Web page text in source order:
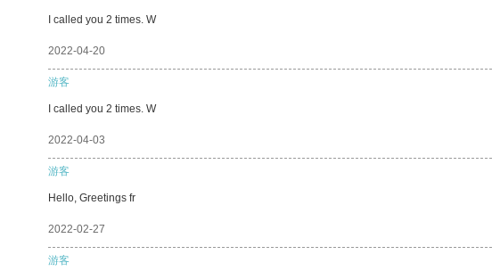
I called you 2 times. W
2022-04-20
游客
I called you 2 times. W
2022-04-03
游客
Hello, Greetings fr
2022-02-27
游客